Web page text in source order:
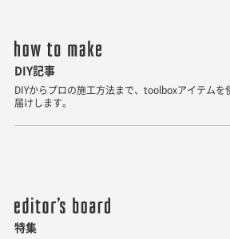
DIY記事
DIYからプロの施工方法まで、toolboxアイテムを
届けします。
特集